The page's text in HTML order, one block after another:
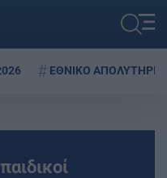
ΕΘΝΙΚΟ ΑΠΟΛΥΤΗΡΙΟ